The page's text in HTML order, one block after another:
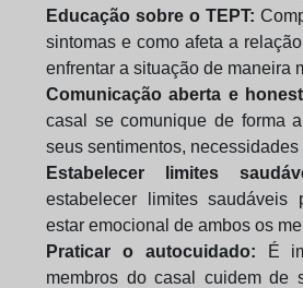
Educação sobre o TEPT:
sintomas e como afeta a
enfrentar a situação de maneira
Comunicação aberta e
casal se comunique de forma
seus sentimentos, necessidades
Estabelecer limites
estabelecer limites saudáveis
estar emocional de ambos os
Praticar o autocuidado: É
membros do casal cuidem de